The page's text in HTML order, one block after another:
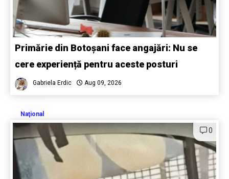
Primărie din Botoșani face angajări: Nu se
cere experiență pentru aceste posturi
Gabriela Erdic Aug 09, 2026
Naţional
0